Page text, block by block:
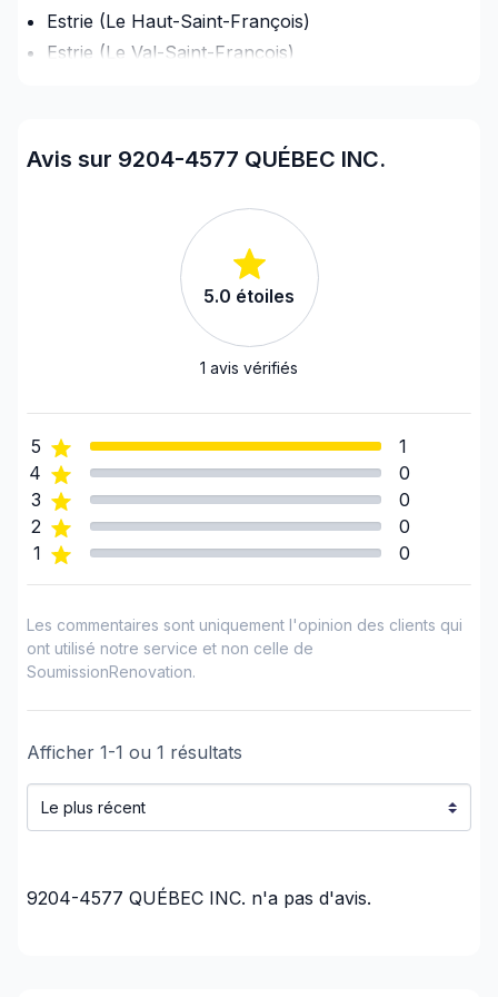
Estrie (Le Haut-Saint-François)
Estrie (Le Val-Saint-François)
Estrie (Sherbrooke)
Avis sur 9204-4577 QUÉBEC INC.
5.0 étoiles
1 avis vérifiés
5
1
4
0
3
0
2
0
1
0
Les commentaires sont uniquement l'opinion des clients qui
ont utilisé notre service et non celle de
SoumissionRenovation.
Afficher 1-1 ou 1 résultats
9204-4577 QUÉBEC INC. n'a pas d'avis.